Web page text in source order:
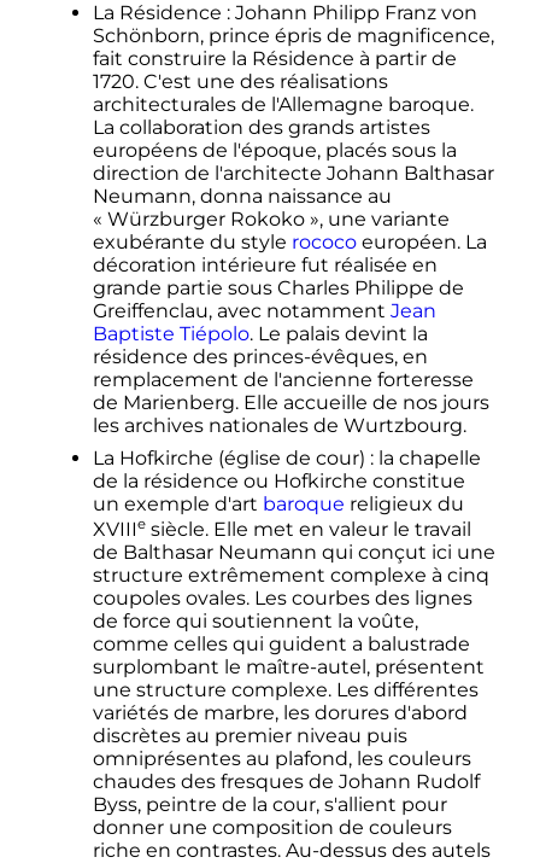
La Résidence : Johann Philipp Franz von
Schönborn, prince épris de magnificence,
fait construire la Résidence à partir de
1720. C'est une des réalisations
architecturales de l'Allemagne baroque.
La collaboration des grands artistes
européens de l'époque, placés sous la
direction de l'architecte Johann Balthasar
Neumann, donna naissance au
« Würzburger Rokoko », une variante
exubérante du style rococoeuropéen. La
décoration intérieure fut réalisée en
grande partie sous Charles Philippe de
Greiffenclau, avec notamment Jean
Baptiste Tiépolo. Le palais devint la
résidence des princes-évêques, en
remplacement de l'ancienne forteresse
de Marienberg. Elle accueille de nos jours
les archives nationales de Wurtzbourg.
La Hofkirche (église de cour) : la chapelle
de la résidence ou Hofkirche constitue
un exemple d'art baroque religieux du
XVIIIe siècle. Elle met en valeur le travail
de Balthasar Neumann qui conçut ici une
structure extrêmement complexe à cinq
coupoles ovales. Les courbes des lignes
de force qui soutiennent la voûte,
comme celles qui guident a balustrade
surplombant le maître-autel, présentent
une structure complexe. Les différentes
variétés de marbre, les dorures d'abord
discrètes au premier niveau puis
omniprésentes au plafond, les couleurs
chaudes des fresques de Johann Rudolf
Byss, peintre de la cour, s'allient pour
donner une composition de couleurs
riche en contrastes. Au-dessus des autels